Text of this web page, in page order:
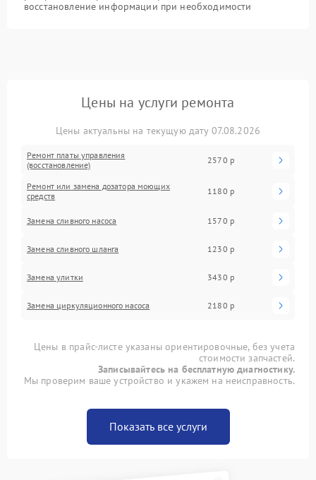
восстановление информации при необходимости
Цены на услуги ремонта
Цены актуальны на текущую дату 07.08.2026
Ремонт платы управления
(восстановление)
2570 р
Ремонт или замена дозатора моющих
средств
1180 р
Замена сливного насоса 1570 р
Замена сливного шланга 1230 р
Замена улитки 3430 р
Замена циркуляционного насоса 2180 р
Цены в прайс-листе указаны ориентировочные, без учета
стоимости запчастей.
Записывайтесь на бесплатную диагностику.
Мы проверим ваше устройство и укажем на неисправность.
Показать все услуги